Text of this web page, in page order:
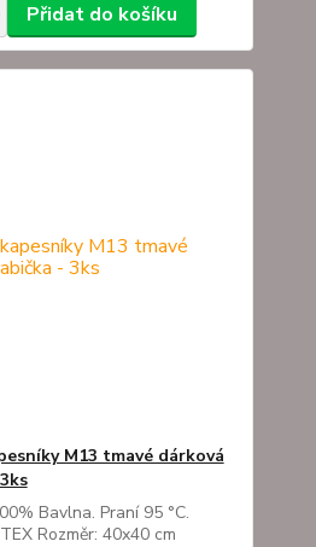
Přidat do košíku
M13 tmavé dárková
Bavlna. Praní 95 °C.
Rozměr: 40x40 cm